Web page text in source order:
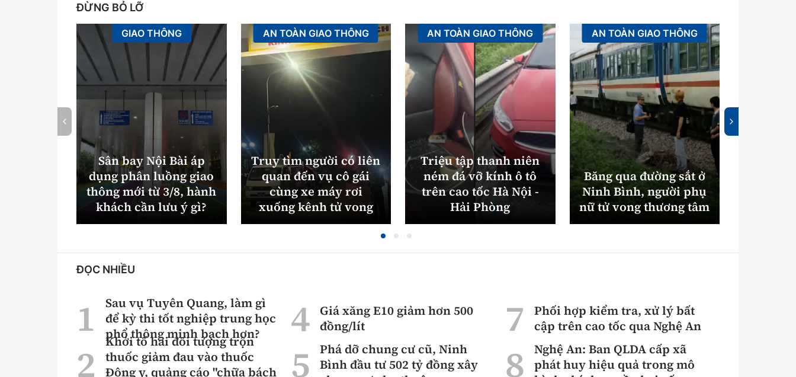
ĐỪNG BỎ LỠ
GIAO THÔNG
Sân bay Nội Bài áp
dụng phân luồng giao
thông mới từ 3/8, hành
khách cần lưu ý gì?
AN TOÀN GIAO THÔNG
Truy tìm người có liên
quan đến vụ cô gái
cùng xe máy rơi
xuống kênh tử vong
AN TOÀN GIAO THÔNG
Triệu tập thanh niên
ném đá vỡ kính ô tô
trên cao tốc Hà Nội -
Hải Phòng
AN TOÀN GIAO THÔNG
Băng qua đường sắt ở
Ninh Bình, người phụ
nữ tử vong thương tâm
ĐỌC NHIỀU
Sau vụ Tuyên Quang, làm gì
để kỳ thi tốt nghiệp trung học
phổ thông minh bạch hơn?
Khởi tố hai đối tượng trộn
thuốc giảm đau vào thuốc
Đông y, quảng cáo "chữa bách
Giá xăng E10 giảm hơn 500
đồng/lít
Phá dỡ chung cư cũ, Ninh
Bình đầu tư 502 tỷ đồng xây
Phối hợp kiểm tra, xử lý bất
cập trên cao tốc qua Nghệ An
Nghệ An: Ban QLDA cấp xã
phát huy hiệu quả trong mô